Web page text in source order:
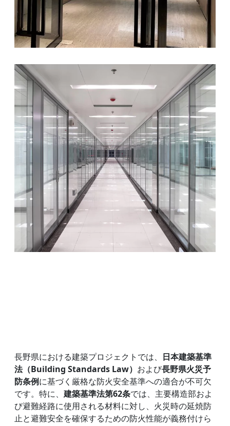
長野県における建築プロジェクトでは、 日本建築基準
法（Building Standards Law） および長野県火災予
防条例に基づく厳格な防火安全基準への適合が不可欠
です。特に、 建築基準法第62条では、主要構造部およ
び避難経路に使用される材料に対し、火災時の延焼防
止と避難安全を確保するための防火性能が義務付けら